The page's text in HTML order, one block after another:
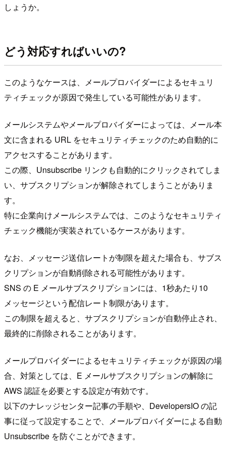
しょうか。
どう対応すればいいの?
このようなケースは、メールプロバイダーによるセキュリ
ティチェックが原因で発生している可能性があります。
メールシステムやメールプロバイダーによっては、メール本
文に含まれる URL をセキュリティチェックのため自動的に
アクセスすることがあります。
この際、Unsubscribe リンクも自動的にクリックされてしま
い、サブスクリプションが解除されてしまうことがありま
す。
特に企業向けメールシステムでは、このようなセキュリティ
チェック機能が実装されているケースがあります。
なお、メッセージ送信レートが制限を超えた場合も、サブス
クリプションが自動削除される可能性があります。
SNS の E メールサブスクリプションには、1秒あたり10
メッセージという配信レート制限があります。
この制限を超えると、サブスクリプションが自動停止され、
最終的に削除されることがあります。
メールプロバイダーによるセキュリティチェックが原因の場
合、対策としては、E メールサブスクリプションの解除に
AWS 認証を必要とする設定が有効です。
以下のナレッジセンター記事の手順や、DevelopersIO の記
事に従って設定することで、メールプロバイダーによる自動
Unsubscribe を防ぐことができます。